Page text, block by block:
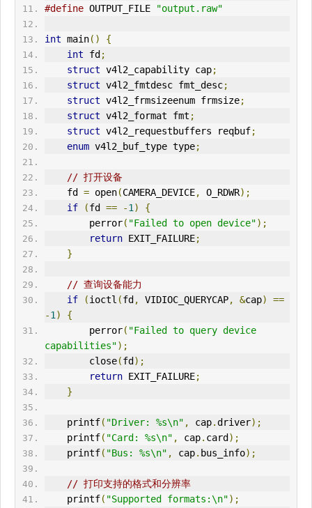
#define OUTPUT_FILE "output.raw"
int main()
{
int fd ;
struct v4l2_capability cap;
struct v4l2_fmtdesc fmt_desc;
struct v4l2_frmsizeenum frmsize;
struct v4l2_format fmt ;
struct v4l2_requestbuffers reqbuf;
enum v4l2_buf_type type;
// 打开设备
    fd
= open(CAMERA_DEVICE, O_RDWR);
if
(fd == -1 )
{
        perror
( "Failed to open device");
return EXIT_FAILURE;
}
// 查询设备能力
if
(ioctl (fd , VIDIOC_QUERYCAP, &cap)
==
-1 )
{
        perror
( "Failed to query device
capabilities");
        close
(fd );
return EXIT_FAILURE;
}
    printf
( "Driver: %s\n" , cap.driver);
    printf
( "Card: %s\n" , cap. card );
    printf
( "Bus: %s\n" , cap. bus_info);
// 打印支持的格式和分辨率
    printf
( "Supported formats:\n");